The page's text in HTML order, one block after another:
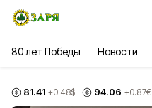
80 лет Победы Новости
81.41 +0.48$ 94.06 +0.87€